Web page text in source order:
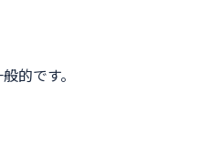
的です。